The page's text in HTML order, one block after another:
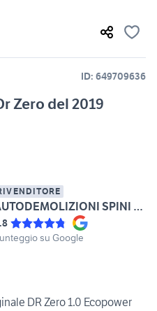
ID: 649709636
Zero del 2019
AUTODEMOLIZIONI SPINI DI SPINI ANDREA
su Google
DR Zero 1.0 Ecopower